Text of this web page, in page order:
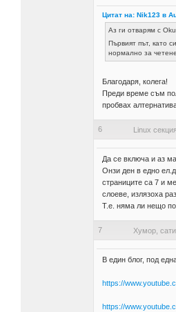
Цитат на: Nik123 в
Аз ги отварям с
Първият път, като
нормално за
Благодаря, колега!
Преди време съм
пробвах
6 Linux
Да се включа и аз
Онзи ден в едно
страниците са 7 и
слоеве, излязоха
Т.е. няма ли нещо
7 Хумор,
В един блог, под
https://
https://